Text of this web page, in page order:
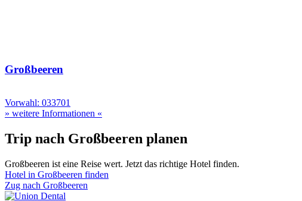
Großbeeren
Vorwahl: 033701
» weitere Informationen «
Trip nach Großbeeren planen
Großbeeren ist eine Reise wert. Jetzt das richtige Hotel finden.
Hotel in Großbeeren finden
Zug nach Großbeeren